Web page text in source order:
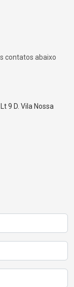
contatos abaixo
9 D. Vila Nossa